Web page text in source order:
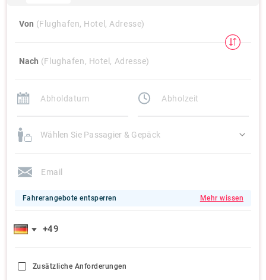
Von (Flughafen, Hotel, Adresse)
Nach (Flughafen, Hotel, Adresse)
Wählen Sie Passagier & Gepäck
Fahrerangebote entsperren Mehr wissen
Zusätzliche Anforderungen